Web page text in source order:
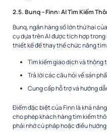
2.5. Bunq – Finn: AI Tìm Kiếm
Bunq, ngân hàng số lớn thứ hai
cụ dựa trên AI được tích hợp
thiết kế để thay thế chức năng
Tìm kiếm giao dịch và thông
Trả lời các câu hỏi về sản
Cung cấp hỗ trợ và hướng
Điểm đặc biệt của Finn là khả
cho phép khách hàng tìm kiếm
phải nhớ cú pháp hoặc điều